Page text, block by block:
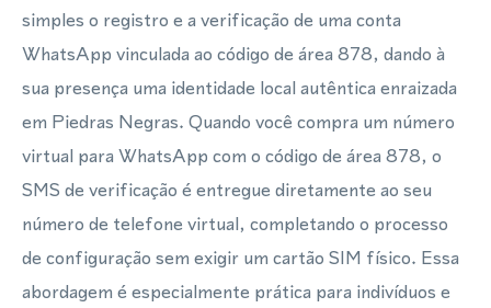
simples o registro e a verificação de uma conta
WhatsApp vinculada ao código de área 878, dando à
sua presença uma identidade local autêntica enraizada
em Piedras Negras. Quando você compra um número
virtual para WhatsApp com o código de área 878, o
SMS de verificação é entregue diretamente ao seu
número de telefone virtual, completando o processo
de configuração sem exigir um cartão SIM físico. Essa
abordagem é especialmente prática para indivíduos e